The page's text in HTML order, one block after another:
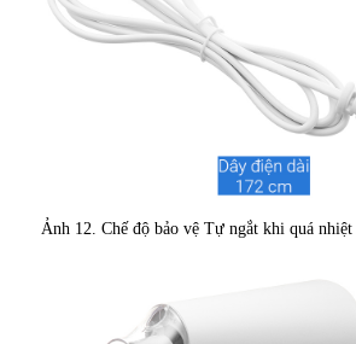
Ảnh 12. Chế độ bảo vệ Tự ngắt khi quá nhiệt